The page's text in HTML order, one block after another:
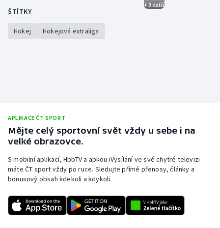
+ 3 další
ŠTÍTKY
Hokej Hokejová extraliga
APLIKACE ČT SPORT
Mějte celý sportovní svět vždy u sebe i na
velké obrazovce.
S mobilní aplikací, HbbTV a apkou iVysílání ve své chytré televizi
máte ČT sport vždy po ruce. Sledujte přímé přenosy, články a
bonusový obsah kdekoli a kdykoli.